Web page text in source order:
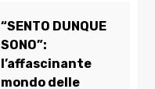
“SENTO DUNQUE
SONO”:
l’affascinante
mondo delle